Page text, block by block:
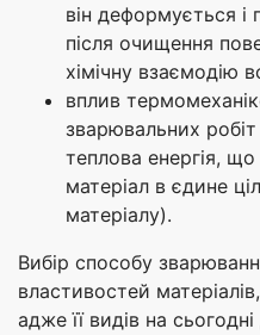
він деформується і
після очищення
хімічну взаємодію
вплив
зварювальних
теплова енергія,
матеріал в єдине
матеріалу).
Вибір способу
властивостей
адже її видів на